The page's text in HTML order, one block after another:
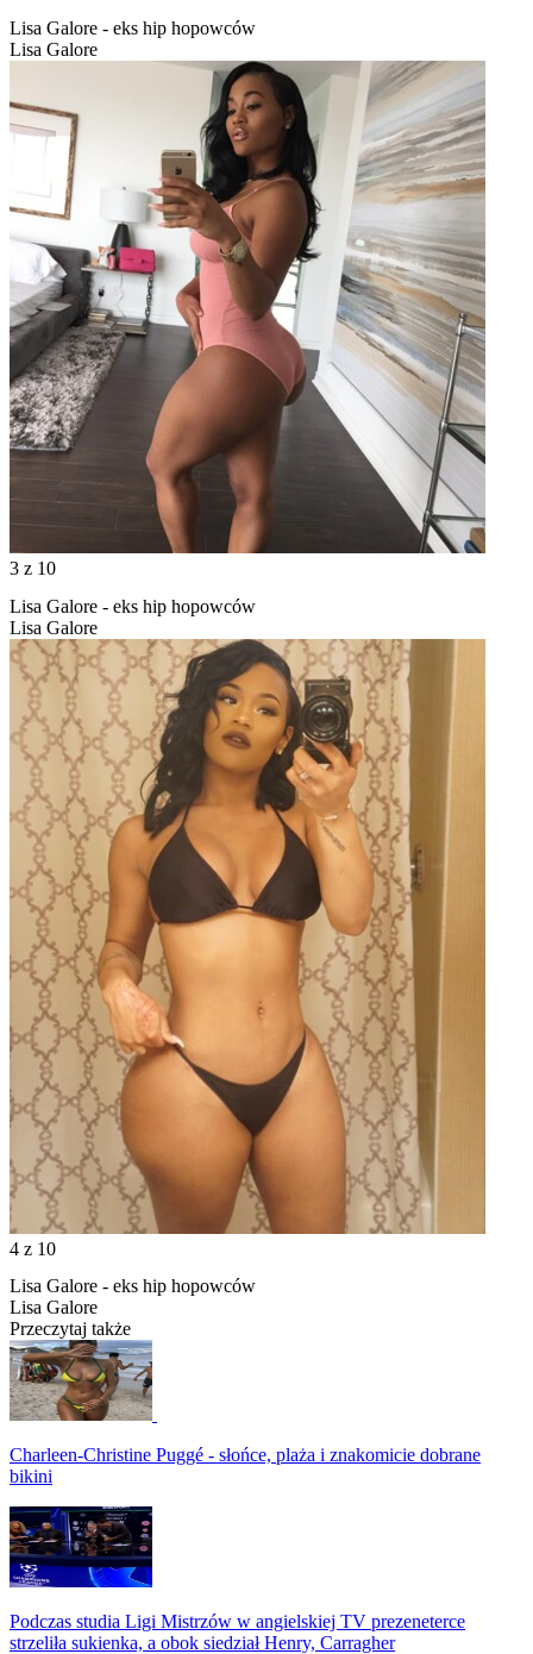
Lisa Galore - eks hip hopowców
Lisa Galore
3 z 10
Lisa Galore - eks hip hopowców
Lisa Galore
4 z 10
Lisa Galore - eks hip hopowców
Lisa Galore
Przeczytaj także
Charleen-Christine Puggé - słońce, plaża i znakomicie dobrane
bikini
Podczas studia Ligi Mistrzów w angielskiej TV prezeneterce
strzeliła sukienka, a obok siedział Henry, Carragher